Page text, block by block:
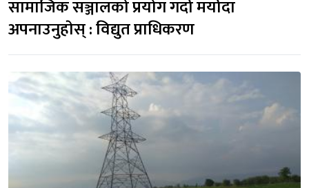
सामाजिक सञ्जालको प्रयोग गर्दा मर्यादा
अपनाउनुहाेस् : विद्युत प्राधिकरण